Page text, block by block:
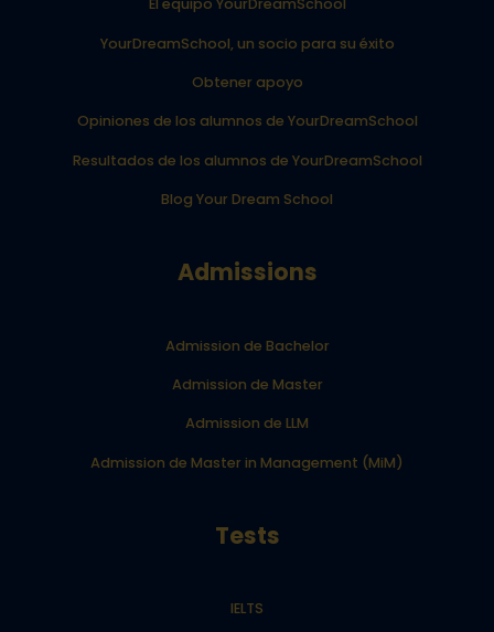
El equipo YourDreamSchool
YourDreamSchool, un socio para su éxito
Obtener apoyo
Opiniones de los alumnos de YourDreamSchool
Resultados de los alumnos de YourDreamSchool
Blog Your Dream School
Admissions
Admission de Bachelor
Admission de Master
Admission de LLM
Admission de Master in Management (MiM)
Tests
IELTS